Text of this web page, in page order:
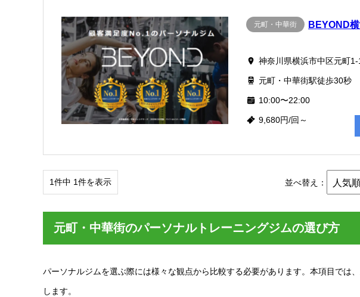
元町・中華街 BEYOND
神奈川県横浜市中区元町
元町・中華街駅徒歩30秒
10:00〜22:00
9,680円/回～
1件中 1件を表示 並べ替え：
元町・中華街のパーソナルトレーニングジムの選び方
パーソナルジムを選ぶ際には様々な観点から比較する必要があります。本項目では
します。